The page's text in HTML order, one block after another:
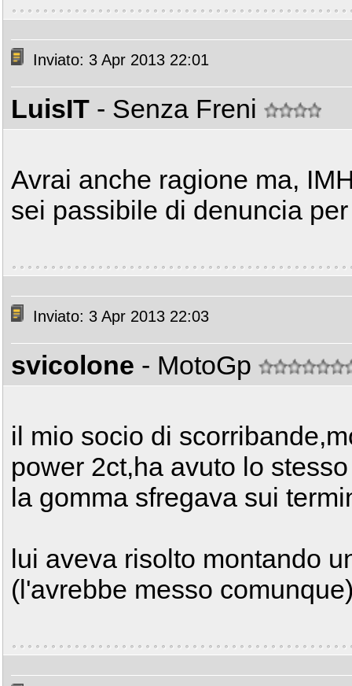
Inviato: 3 Apr 2013 22:01
LuisIT - Senza Freni
Avrai anche ragione ma,
sei passibile di denuncia
Inviato: 3 Apr 2013 22:03
svicolone - MotoGp
il mio socio di
power 2ct,ha avuto lo
la gomma sfregava sui
lui aveva risolto montando
(l'avrebbe messo